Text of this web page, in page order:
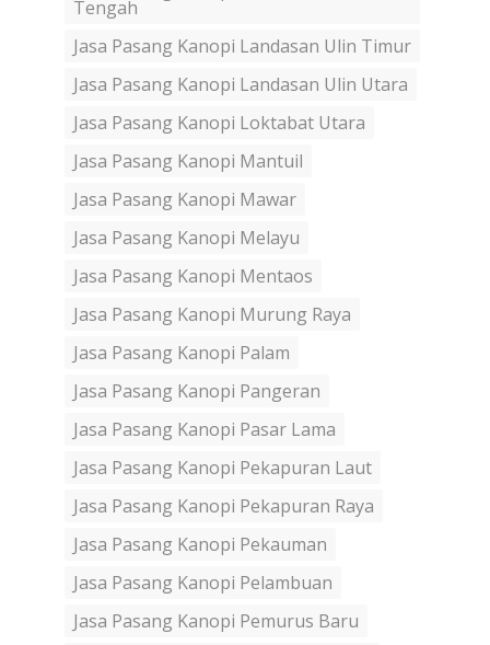
Tengah
Jasa Pasang Kanopi Landasan Ulin Timur
Jasa Pasang Kanopi Landasan Ulin Utara
Jasa Pasang Kanopi Loktabat Utara
Jasa Pasang Kanopi Mantuil
Jasa Pasang Kanopi Mawar
Jasa Pasang Kanopi Melayu
Jasa Pasang Kanopi Mentaos
Jasa Pasang Kanopi Murung Raya
Jasa Pasang Kanopi Palam
Jasa Pasang Kanopi Pangeran
Jasa Pasang Kanopi Pasar Lama
Jasa Pasang Kanopi Pekapuran Laut
Jasa Pasang Kanopi Pekapuran Raya
Jasa Pasang Kanopi Pekauman
Jasa Pasang Kanopi Pelambuan
Jasa Pasang Kanopi Pemurus Baru